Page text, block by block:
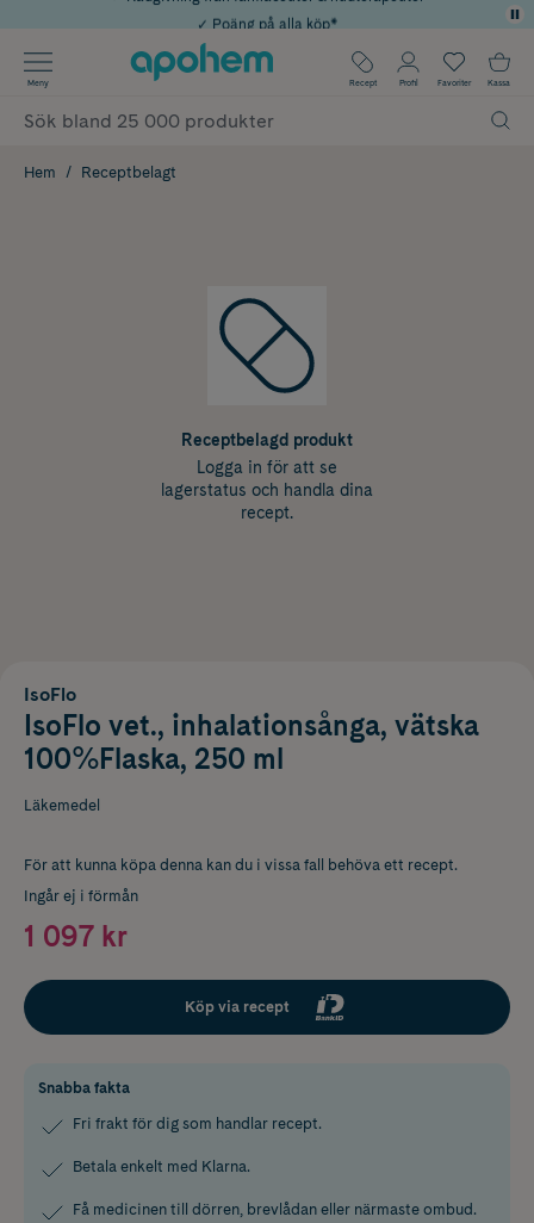
Årets Butik 2025 inom Skönhet
Använd kod: SOMMAR20 för 20% över 649kr
✓ Poäng på alla köp*
Meny Recept Profil Favoriter Kassa
Hem Receptbelagt
Receptbelagd produkt
Logga in för att se
lagerstatus och handla dina
recept.
IsoFlo
IsoFlo vet., inhalationsånga, vätska
100%Flaska, 250 ml
Läkemedel
För att kunna köpa denna kan du i vissa fall behöva ett recept.
Ingår ej i förmån
1 097 kr
Köp via recept
Snabba fakta
Fri frakt för dig som handlar recept.
Betala enkelt med Klarna.
Få medicinen till dörren, brevlådan eller närmaste ombud.